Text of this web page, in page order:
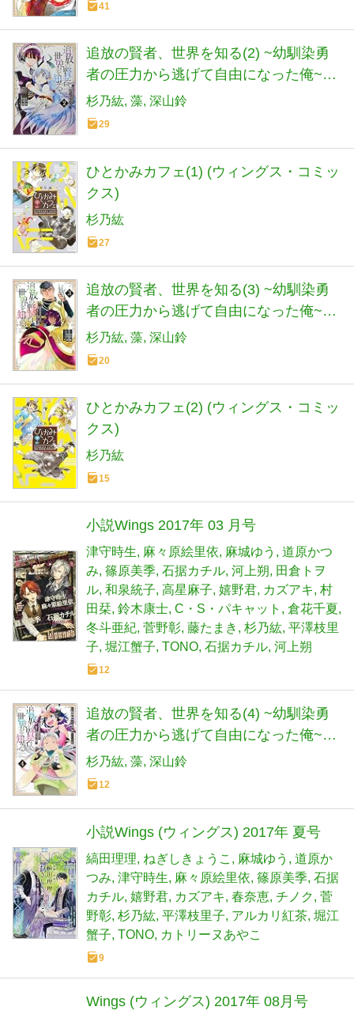
41
追放の賢者、世界を知る(2) ~幼馴染勇
者の圧力から逃げて自由になった俺~
(シリウスKC)
杉乃紘 藻 深山鈴
29
ひとかみカフェ(1) (ウィングス・コミッ
クス)
杉乃紘
27
追放の賢者、世界を知る(3) ~幼馴染勇
者の圧力から逃げて自由になった俺~
(シリウスKC)
杉乃紘 藻 深山鈴
20
ひとかみカフェ(2) (ウィングス・コミッ
クス)
杉乃紘
15
小説Wings 2017年 03 月号
津守時生 麻々原絵里依 麻城ゆう
道原かつ
み 篠原美季 石据カチル 河上朔
田倉トヲ
ル 和泉統子 高星麻子 嬉野君 カズアキ 村
田栞 鈴木康士 C・S・パキャット
倉花千夏
冬斗亜紀 菅野彰 藤たまき 杉乃紘 平澤枝里
子 堀江蟹子 TONO 石据カチル 河上朔
12
追放の賢者、世界を知る(4) ~幼馴染勇
者の圧力から逃げて自由になった俺~
(シリウスKC)
杉乃紘 藻 深山鈴
12
小説Wings (ウィングス) 2017年 夏号
縞田理理 ねぎしきょうこ 麻城ゆう
道原か
つみ 津守時生 麻々原絵里依 篠原美季 石据
カチル 嬉野君 カズアキ 春奈恵 チノク 菅
野彰 杉乃紘 平澤枝里子 アルカリ紅茶 堀江
蟹子 TONO カトリーヌあやこ
9
Wings (ウィングス) 2017年 08月号